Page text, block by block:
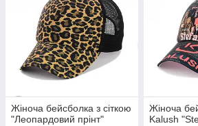
Жіноча бейсболка з сіткою
"Леопардовий прінт"
Жіноча
Kalush